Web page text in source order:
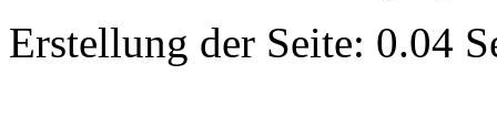
Erstellung der Seite: 0.04